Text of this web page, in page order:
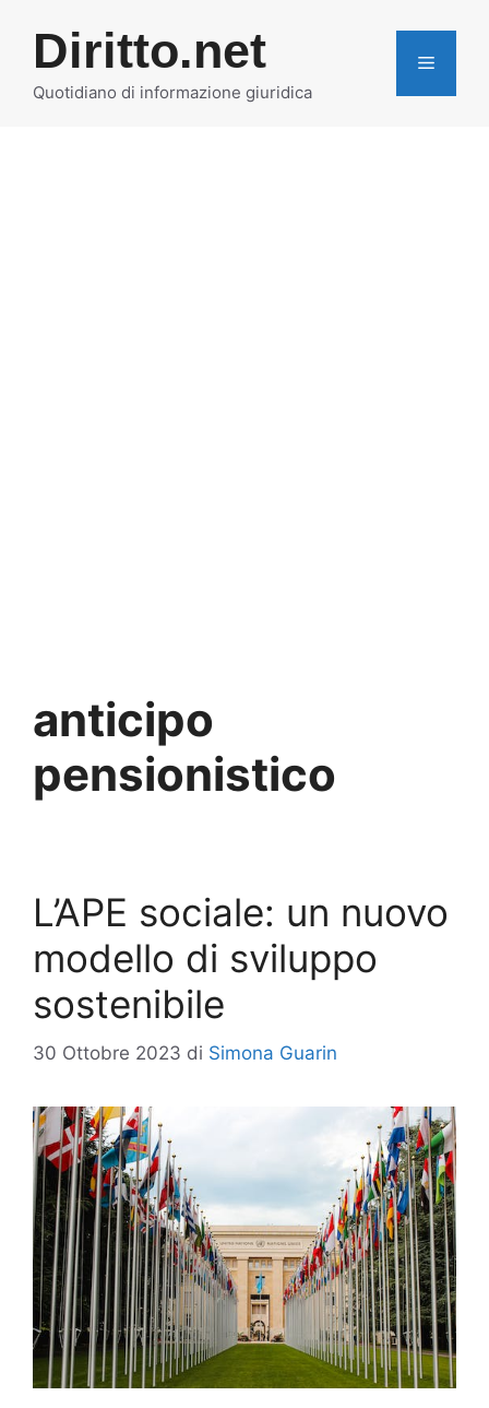
contenuto
Diritto.net
Quotidiano di informazione giuridica
MENU
anticipo
pensionistico
L’APE sociale: un nuovo
modello di sviluppo
sostenibile
30 Ottobre 2023 di Simona Guarin